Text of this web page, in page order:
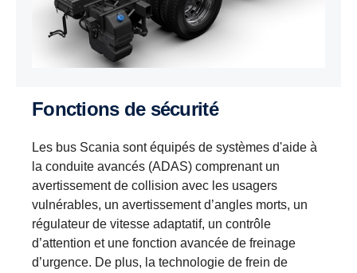
Fonctions de sécurité
Les bus Scania sont équipés de systèmes d'aide à
la conduite avancés (ADAS) comprenant un
avertissement de collision avec les usagers
vulnérables, un avertissement d’angles morts, un
régulateur de vitesse adaptatif, un contrôle
d’attention et une fonction avancée de freinage
d’urgence. De plus, la technologie de frein de